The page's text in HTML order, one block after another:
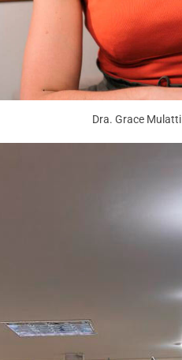
Dra. Grace Mulatti